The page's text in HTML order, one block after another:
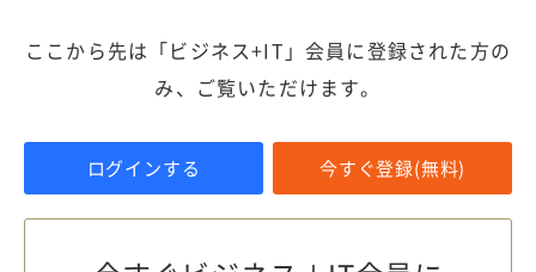
ここから先は「ビジネス+IT」会員に登録された方の
み、ご覧いただけます。
ログインする 今すぐ登録(無料)